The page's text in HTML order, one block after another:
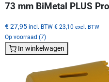
73 mm BiMetal PLUS
€ 27,95 incl. BTW € 23,10 excl. BTW
Op voorraad (7)
In winkelwagen